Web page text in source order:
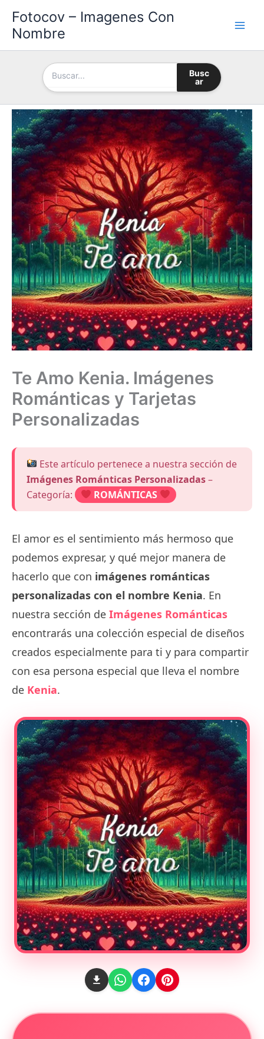
contenido
Fotocov – Imagenes Con
Nombre
Busc
ar
Te Amo Kenia. Imágenes
Románticas y Tarjetas
Personalizadas
Este artículo pertenece a nuestra sección de
Imágenes Románticas Personalizadas–
Categoría:
ROMÁNTICAS
El amor es el sentimiento más hermoso que
podemos expresar, y qué mejor manera de
hacerlo que con imágenes románticas
personalizadas con el nombre Kenia. En
nuestra sección de Imágenes Románticas
encontrarás una colección especial de diseños
creados especialmente para ti y para compartir
con esa persona especial que lleva el nombre
de Kenia.